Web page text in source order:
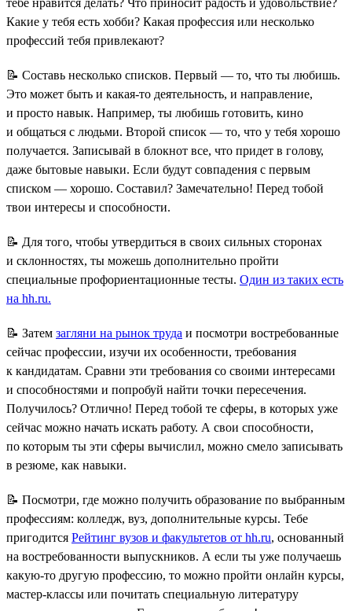
Какие у тебя есть хобби? Какая профессия или несколько
профессий тебя привлекают?
📝 Составь несколько списков. Первый — то, что ты любишь.
Это может быть и какая-то деятельность, и направление,
и просто навык. Например, ты любишь готовить, кино
и общаться с людьми. Второй список — то, что у тебя хорошо
получается. Записывай в блокнот все, что придет в голову,
даже бытовые навыки. Если будут совпадения с первым
списком — хорошо. Составил? Замечательно! Перед тобой
твои интересы и способности.
📝 Для того, чтобы утвердиться в своих сильных сторонах
и склонностях, ты можешь дополнительно пройти
специальные профориентационные тесты. Один из таких есть
на hh.ru.
📝 Затем загляни на рынок труда и посмотри востребованные
сейчас профессии, изучи их особенности, требования
к кандидатам. Сравни эти требования со своими интересами
и способностями и попробуй найти точки пересечения.
Получилось? Отлично! Перед тобой те сферы, в которых уже
сейчас можно начать искать работу. А свои способности,
по которым ты эти сферы вычислил, можно смело записывать
в резюме, как навыки.
📝 Посмотри, где можно получить образование по выбранным
профессиям: колледж, вуз, дополнительные курсы. Тебе
пригодится Рейтинг вузов и факультетов от hh.ru, основанный
на востребованности выпускников. А если ты уже получаешь
какую-то другую профессию, то можно пройти онлайн курсы,
мастер-классы или почитать специальную литературу